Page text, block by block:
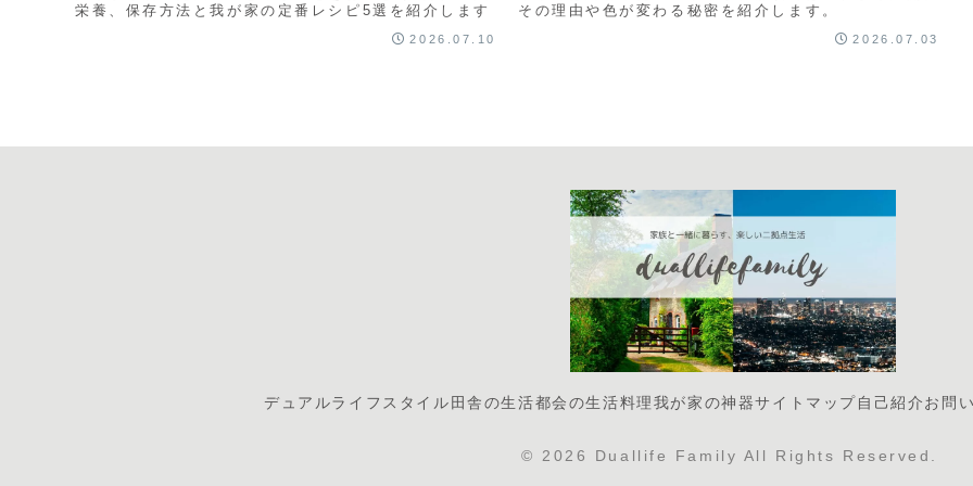
栄養、保存方法と我が家の定番レシピ5選を紹介します
2026.07.10
その理由や色が変わる秘密を紹介します。
2026.07.03
デュアルライフスタイル田舎の生活都会の生活料理我が家の神器サイトマップ自己紹介お問
© 2026 Duallife Family All Rights Reserved.